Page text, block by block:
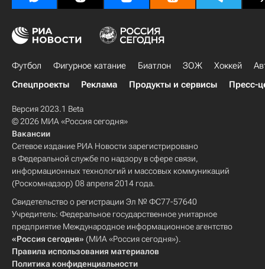
Футбол Фигурное катание Биатлон ЗОЖ Хоккей
Спецпроекты
Реклама Продукты и сервисы Пресс-
Версия 2023.1 Beta
© 2026 МИА «Россия сегодня»
Вакансии
Сетевое издание РИА Новости зарегистрировано
в Федеральной службе по надзору в сфере связи,
информационных технологий и массовых коммуникаций
(Роскомнадзор) 08 апреля 2014 года.
Свидетельство о регистрации Эл № ФС77-57640
Учредитель: Федеральное государственное унитарное
предприятие Международное информационное агентство
«Россия сегодня» (МИА «Россия сегодня»).
Правила использования материалов
Политика конфиденциальности